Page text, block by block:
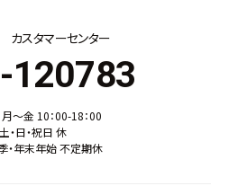
カスタマーセンター
120783
～金 10：00-18：00
・日・祝日 休
・年末年始 不定期休